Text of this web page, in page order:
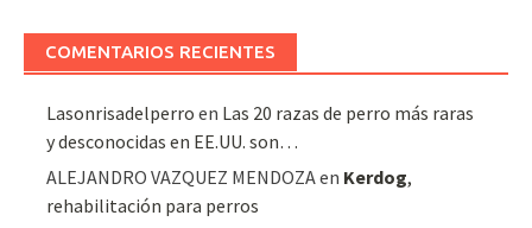
artículos
COMENTARIOS RECIENTES
Lasonrisadelperro en Las 20 razas de perro más raras
y desconocidas en EE.UU. son…
ALEJANDRO VAZQUEZ MENDOZAen Kerdog,
rehabilitación para perros